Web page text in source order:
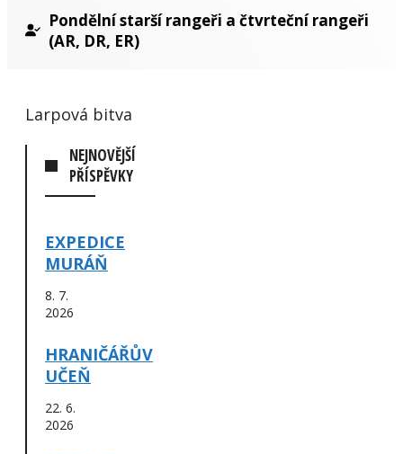
Pondělní starší rangeři a čtvrteční rangeři
(AR, DR, ER)
Larpová bitva
NEJNOVĚJŠÍ
PŘÍSPĚVKY
EXPEDICE
MURÁŇ
8. 7.
2026
HRANIČÁŘŮV
UČEŇ
22. 6.
2026